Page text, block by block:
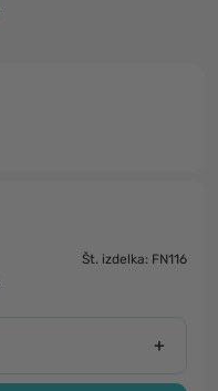
Št. izdelka: FN116
+